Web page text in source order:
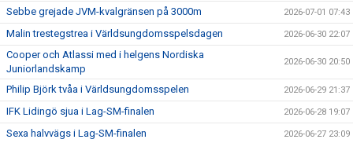
Sebbe grejade JVM-kvalgränsen på 3000m 2026-07-01 07:43
Malin trestegstrea i Världsungdomsspelsdagen 2026-06-30 22:07
Cooper och Atlassi med i helgens Nordiska
Juniorlandskamp
2026-06-30 20:50
Philip Björk tvåa i Världsungdomsspelen 2026-06-29 21:37
IFK Lidingö sjua i Lag-SM-finalen 2026-06-28 19:07
Sexa halvvägs i Lag-SM-finalen 2026-06-27 23:09